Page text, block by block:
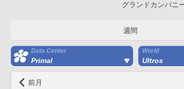
グランドカンパニ
週間
Data Center
Primal
World
Ultros
前月